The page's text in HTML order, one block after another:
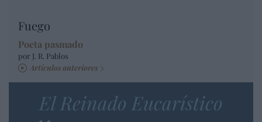
Fuego
Poeta pasmado
por J. R. Pablos
Artículos anteriores
El Reinado Eucarístico